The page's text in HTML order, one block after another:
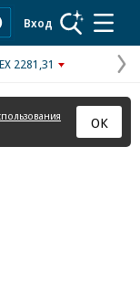
Вход
2281,31
ОК